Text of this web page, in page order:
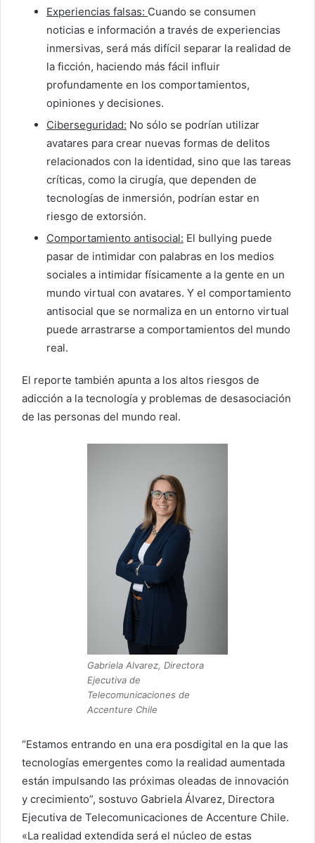
Experiencias falsas: Cuando se consumen
noticias e información a través de experiencias
inmersivas, será más difícil separar la realidad de
la ficción, haciendo más fácil influir
profundamente en los comportamientos,
opiniones y decisiones.
Ciberseguridad: No sólo se podrían utilizar
avatares para crear nuevas formas de delitos
relacionados con la identidad, sino que las tareas
críticas, como la cirugía, que dependen de
tecnologías de inmersión, podrían estar en
riesgo de extorsión.
Comportamiento antisocial: El bullying puede
pasar de intimidar con palabras en los medios
sociales a intimidar físicamente a la gente en un
mundo virtual con avatares. Y el comportamiento
antisocial que se normaliza en un entorno virtual
puede arrastrarse a comportamientos del mundo
real.
El reporte también apunta a los altos riesgos de
adicción a la tecnología y problemas de desasociación
de las personas del mundo real.
Gabriela Alvarez, Directora
Ejecutiva de
Telecomunicaciones de
Accenture Chile
“Estamos entrando en una era posdigital en la que las
tecnologías emergentes como la realidad aumentada
están impulsando las próximas oleadas de innovación
y crecimiento”, sostuvo Gabriela Álvarez, Directora
Ejecutiva de Telecomunicaciones de Accenture Chile.
«La realidad extendida será el núcleo de estas